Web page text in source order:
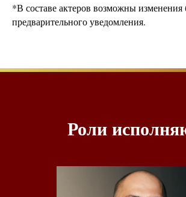
*В составе актеров возможны изменения
предварительного уведомления.
Роли